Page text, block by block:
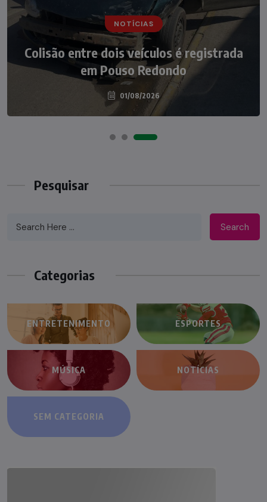
NOTÍCIAS
Colisão entre dois veículos é registrada
em Pouso Redondo
01/08/2026
NOTÍCIAS
Irmãos de 7 e 14 anos morrem
atropelados na BR-470 em Pouso
Redondo
04/08/2026
Pesquisar
Search
Categorias
ENTRETENIMENTO ESPORTES
MÚSICA NOTÍCIAS
SEM CATEGORIA